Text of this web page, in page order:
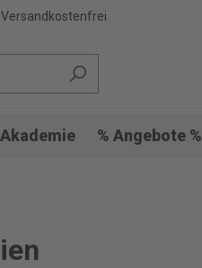
Versandkostenfrei
Akademie % Angebote %